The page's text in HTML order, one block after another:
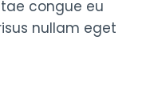
congue eu
nullam eget